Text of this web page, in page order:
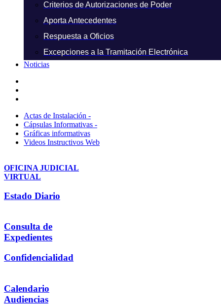
Criterios de Autorizaciones de Poder
Aporta Antecedentes
Respuesta a Oficios
Excepciones a la Tramitación Electrónica
Noticias
Actas de Instalación -
Cápsulas Informativas -
Gráficas informativas
Videos Instructivos Web
OFICINA JUDICIAL
VIRTUAL
Estado Diario
Consulta de
Expedientes
Confidencialidad
Calendario
Audiencias